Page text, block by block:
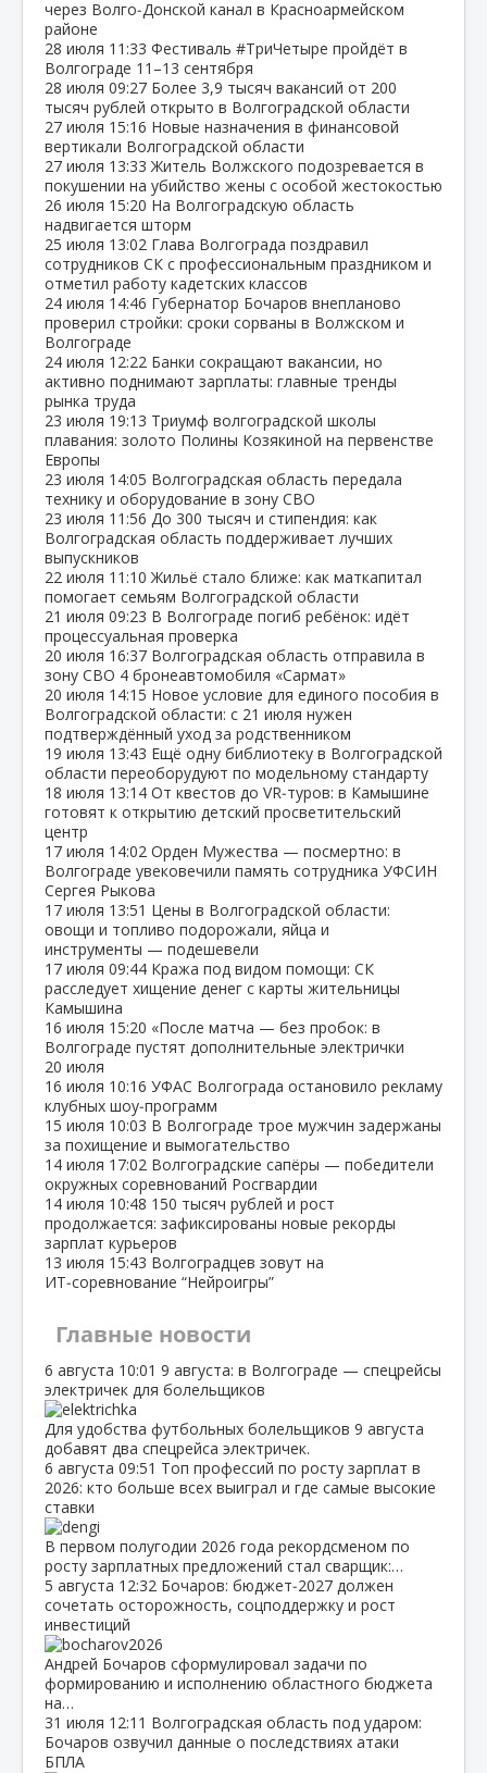
через Волго‑Донской канал в Красноармейском
районе
28 июля 11:33 Фестиваль #ТриЧетыре пройдёт в
Волгограде 11–13 сентября
28 июля 09:27 Более 3,9 тысяч вакансий от 200
тысяч рублей открыто в Волгоградской области
27 июля 15:16 Новые назначения в финансовой
вертикали Волгоградской области
27 июля 13:33 Житель Волжского подозревается в
покушении на убийство жены с особой жестокостью
26 июля 15:20 На Волгоградскую область
надвигается шторм
25 июля 13:02 Глава Волгограда поздравил
сотрудников СК с профессиональным праздником и
отметил работу кадетских классов
24 июля 14:46 Губернатор Бочаров внепланово
проверил стройки: сроки сорваны в Волжском и
Волгограде
24 июля 12:22 Банки сокращают вакансии, но
активно поднимают зарплаты: главные тренды
рынка труда
23 июля 19:13 Триумф волгоградской школы
плавания: золото Полины Козякиной на первенстве
Европы
23 июля 14:05 Волгоградская область передала
технику и оборудование в зону СВО
23 июля 11:56 До 300 тысяч и стипендия: как
Волгоградская область поддерживает лучших
выпускников
22 июля 11:10 Жильё стало ближе: как маткапитал
помогает семьям Волгоградской области
21 июля 09:23 В Волгограде погиб ребёнок: идёт
процессуальная проверка
20 июля 16:37 Волгоградская область отправила в
зону СВО 4 бронеавтомобиля «Сармат»
20 июля 14:15 Новое условие для единого пособия в
Волгоградской области: с 21 июля нужен
подтверждённый уход за родственником
19 июля 13:43 Ещё одну библиотеку в Волгоградской
области переоборудуют по модельному стандарту
18 июля 13:14 От квестов до VR‑туров: в Камышине
готовят к открытию детский просветительский
центр
17 июля 14:02 Орден Мужества — посмертно: в
Волгограде увековечили память сотрудника УФСИН
Сергея Рыкова
17 июля 13:51 Цены в Волгоградской области:
овощи и топливо подорожали, яйца и
инструменты — подешевели
17 июля 09:44 Кража под видом помощи: СК
расследует хищение денег с карты жительницы
Камышина
16 июля 15:20 «После матча — без пробок: в
Волгограде пустят дополнительные электрички
20 июля
16 июля 10:16 УФАС Волгограда остановило рекламу
клубных шоу‑программ
15 июля 10:03 В Волгограде трое мужчин задержаны
за похищение и вымогательство
14 июля 17:02 Волгоградские сапёры — победители
окружных соревнований Росгвардии
14 июля 10:48 150 тысяч рублей и рост
продолжается: зафиксированы новые рекорды
зарплат курьеров
13 июля 15:43 Волгоградцев зовут на
ИТ‑соревнование “Нейроигры”
Главные новости
6 августа 10:01 9 августа: в Волгограде — спецрейсы
электричек для болельщиков
Для удобства футбольных болельщиков 9 августа
добавят два спецрейса электричек.
6 августа 09:51 Топ профессий по росту зарплат в
2026: кто больше всех выиграл и где самые высокие
ставки
В первом полугодии 2026 года рекордсменом по
росту зарплатных предложений стал сварщик:…
5 августа 12:32 Бочаров: бюджет‑2027 должен
сочетать осторожность, соцподдержку и рост
инвестиций
Андрей Бочаров сформулировал задачи по
формированию и исполнению областного бюджета
на…
31 июля 12:11 Волгоградская область под ударом:
Бочаров озвучил данные о последствиях атаки
БПЛА